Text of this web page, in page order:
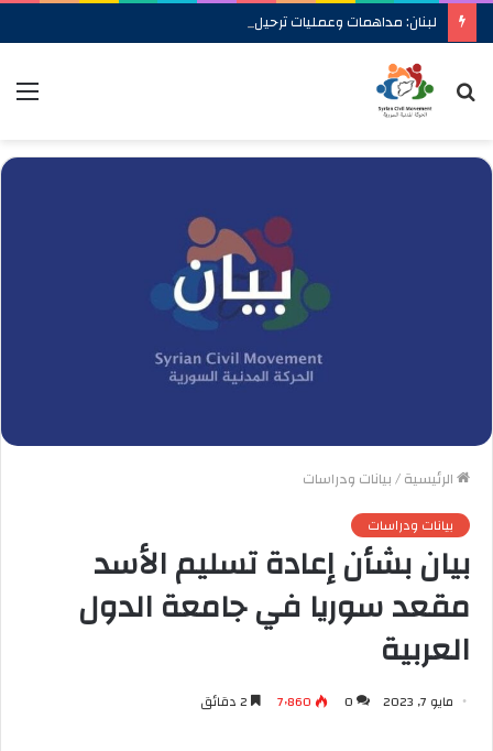
بحث
الرئيسية/بيانات ودراسات
بيانات ودراسات
بيان بشأن إعادة تسليم الأسد
مقعد سوريا في جامعة الدول
العربية
مايو 7, 2023 0 7٬860